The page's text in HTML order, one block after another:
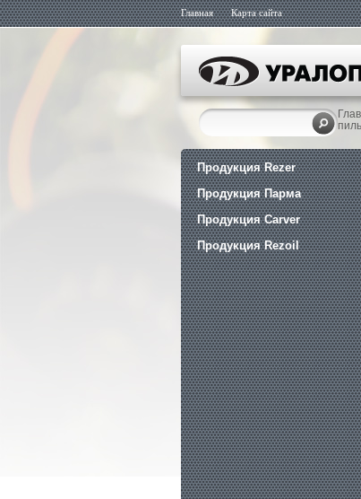
Главная Карта сайта
Продукция Rezer
Продукция Парма
Продукция Carver
Продукция Rezoil